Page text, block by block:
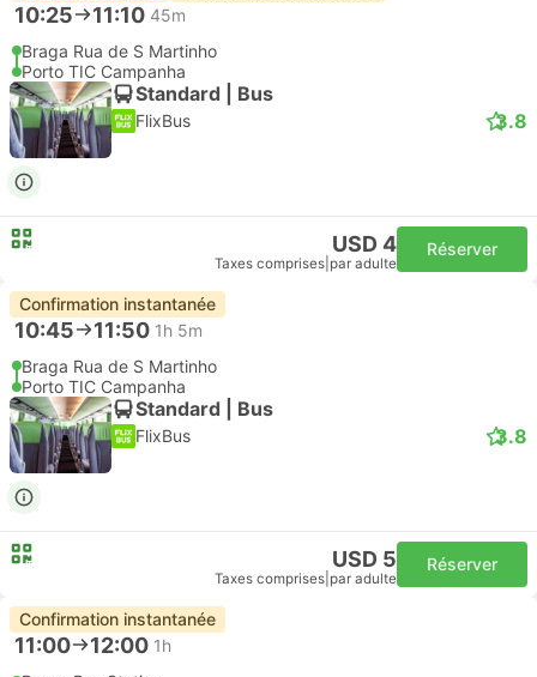
10:25 11:10 45m
Braga Rua de S Martinho
Porto TIC Campanha
Standard | Bus
FlixBus 3.8
USD 4
Taxes comprises par adulte
Réserver
Confirmation instantanée
10:45 11:50 1h 5m
Braga Rua de S Martinho
Porto TIC Campanha
Standard | Bus
FlixBus 3.8
USD 5
Taxes comprises par adulte
Réserver
Confirmation instantanée
11:00 12:00 1h